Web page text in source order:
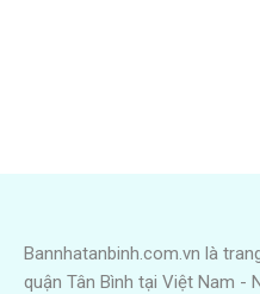
Bannhatanbinh.com.vn là
quận Tân Bình tại Việt Nam -